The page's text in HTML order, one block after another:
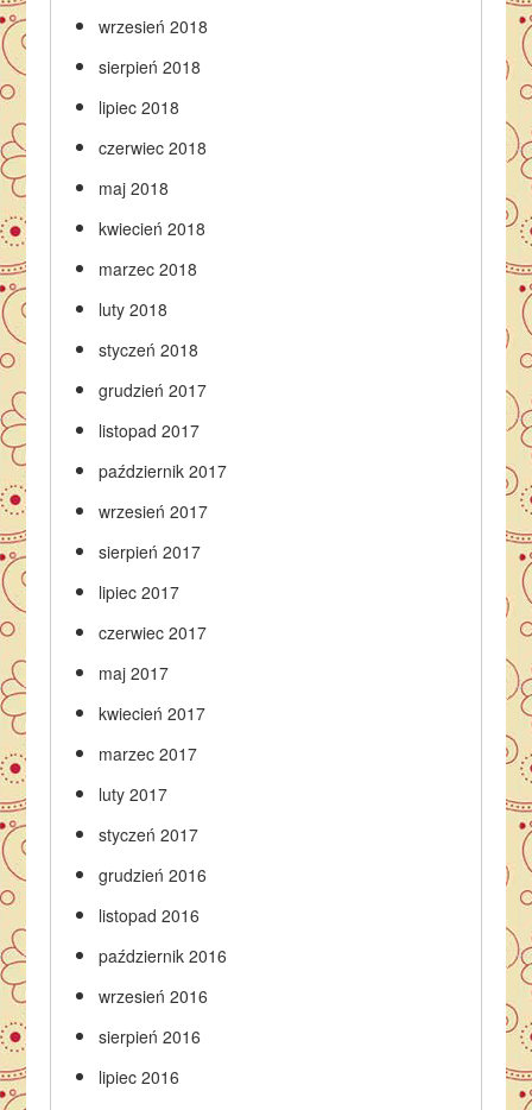
wrzesień 2018
sierpień 2018
lipiec 2018
czerwiec 2018
maj 2018
kwiecień 2018
marzec 2018
luty 2018
styczeń 2018
grudzień 2017
listopad 2017
październik 2017
wrzesień 2017
sierpień 2017
lipiec 2017
czerwiec 2017
maj 2017
kwiecień 2017
marzec 2017
luty 2017
styczeń 2017
grudzień 2016
listopad 2016
październik 2016
wrzesień 2016
sierpień 2016
lipiec 2016